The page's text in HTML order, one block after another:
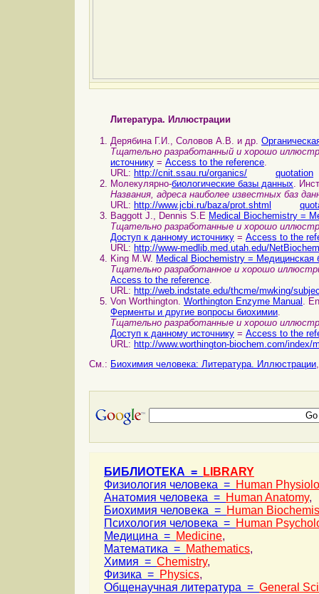
Литература. Иллюстрации
Дерябина Г.И., Соловов А.В. и др.
Тщательно разработанный и хорошо
источнику = Access to the reference.
URL: http://cnit.ssau.ru/organics/
quotation
Молекулярно-биологические базы данных.
Названия, адреса наиболее известных баз
URL: http://www.jcbi.ru/baza/prot.shtml
Baggott J., Dennis S.E Medical Biochemistry =
Тщательно разработанные и хорошо
Доступ к данному источнику = Access to the
URL: http://www-medlib.med.utah.edu/
King M.W. Medical Biochemistry = Медицинская
Тщательно разработанное и хорошо
Access to the reference.
URL: http://web.indstate.edu/thcme/mwking/
Von Worthington. Worthington Enzyme Manual .
Ферменты и другие вопросы биохимии.
Тщательно разработанные и хорошо
Доступ к данному источнику = Access to the
URL: http://www.worthington-biochem.com/index/
См.: Биохимия человека: Литература. Иллюстрации,
БИБЛИОТЕКА =
LIBRARY
Физиология человека = Human
Анатомия человека = Human Anatomy,
Биохимия человека = Human
Психология человека = Human
Медицина = Medicine,
Математика = Mathematics,
Химия = Chemistry,
Физика = Physics,
Общенаучная литература = General